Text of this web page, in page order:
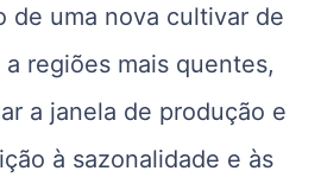
de uma nova cultivar de
regiões mais quentes,
a janela de produção e
à sazonalidade e às